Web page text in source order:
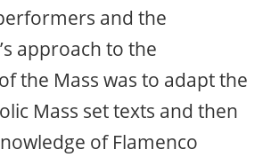
and the
approach to the
the Mass was to adapt the
Mass set texts and then
of Flamenco